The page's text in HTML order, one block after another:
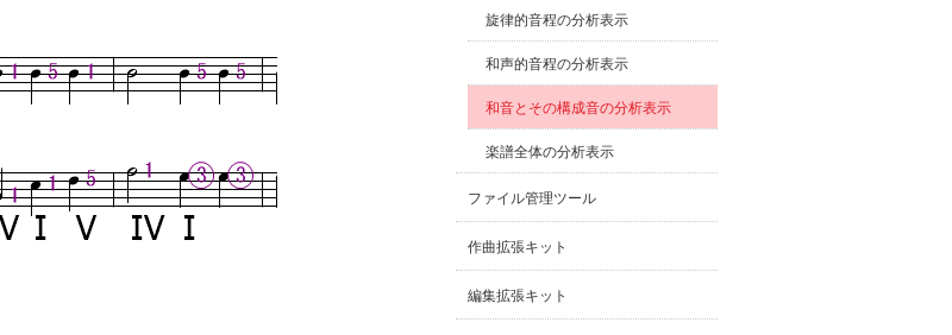
旋律的音程の分析表示
和声的音程の分析表示
和音とその構成音の分析表示
楽譜全体の分析表示
ファイル管理ツール
作曲拡張キット
編集拡張キット